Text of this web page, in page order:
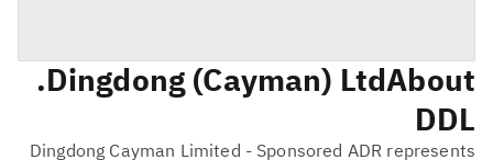
About
Dingdong (Cayman) Ltd.
DDL
Dingdong Cayman Limited - Sponsored ADR represents